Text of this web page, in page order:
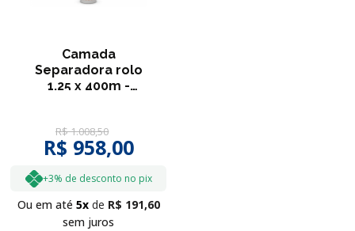
Camada
Separadora rolo
1,25 x 400m -
R$1.008,50
R$ 958,00
+3% de desconto no pix
Ou em até 5 R$ 191,60
sem juros